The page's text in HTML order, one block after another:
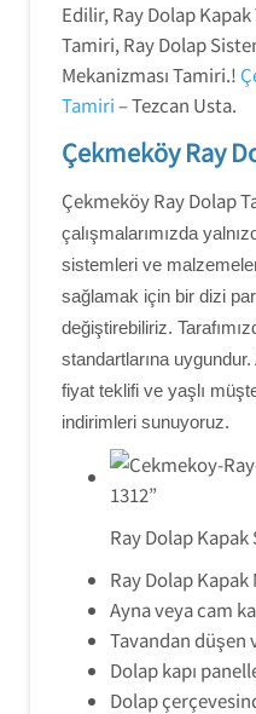
Edilir, Ray Dolap
Tamiri, Ray Dolap
Mekanizması Tamiri.!
Tamiri– Tezcan Usta.
Çekmeköy Ray
Çekmeköy Ray Dolap
çalışmalarımızda
sistemleri ve
sağlamak için bir dizi
değiştirebiliriz.
standartlarına
fiyat teklifi ve yaşlı
indirimleri sunuyoruz.
Ray Dolap
Ray Dolap
Ayna veya cam
Tavandan düşen
Dolap kapı
Dolap